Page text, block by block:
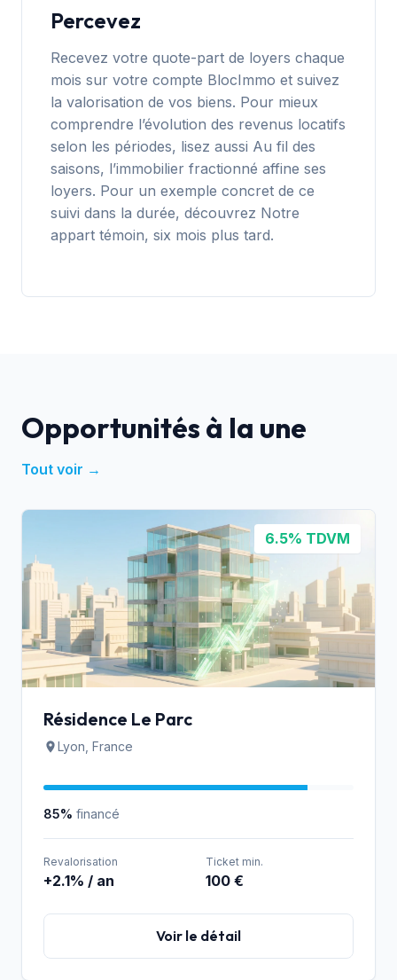
Percevez
Recevez votre quote-part de loyers chaque
mois sur votre compte BlocImmo et suivez
la valorisation de vos biens. Pour mieux
comprendre l’évolution des revenus locatifs
selon les périodes, lisez aussi Au fil des
saisons, l’immobilier fractionné affine ses
loyers. Pour un exemple concret de ce
suivi dans la durée, découvrez Notre
appart témoin, six mois plus tard.
Opportunités à la une
Tout voir →
6.5% TDVM
Résidence Le Parc
Lyon, France
85% financé
Revalorisation
+2.1% / an
Ticket min.
100 €
Voir le détail